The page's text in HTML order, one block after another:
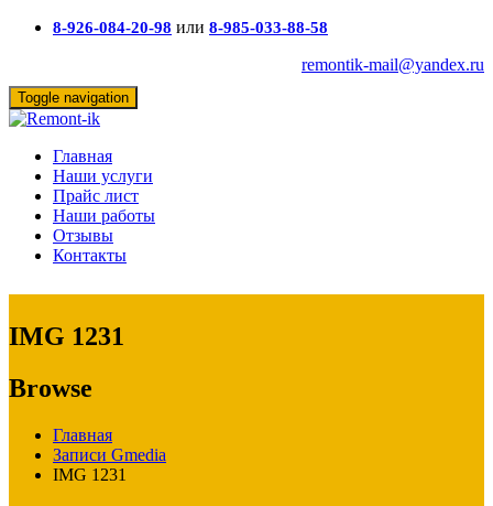
8-926-084-20-98 или 8-985-033-88-58
remontik-mail@yandex.ru
Toggle navigation
Главная
Наши услуги
Прайс лист
Наши работы
Отзывы
Контакты
IMG 1231
Browse
Главная
Записи Gmedia
IMG 1231